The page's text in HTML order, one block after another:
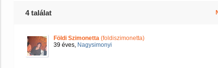
4 találat
Földi Szimonetta (foldiszimonetta)
39 éves, Nagysimonyi